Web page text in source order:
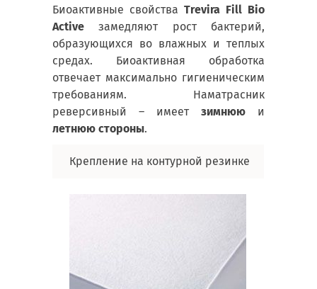
Биоактивные свойства Trevira Fill Bio
Active замедляют рост бактерий,
образующихся во влажных и теплых
средах. Биоактивная обработка
отвечает максимально гигиеническим
требованиям. Наматрасник
реверсивный – имеет зимнюю и
летнюю стороны.
Крепление на контурной резинке